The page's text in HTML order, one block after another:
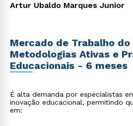
Artur Ubaldo Marques Junior
Mercado de Trabalho
Metodologias Ativas e
Educacionais - 6 meses
É alta demanda por especialistas
inovação educacional, permitindo
em: